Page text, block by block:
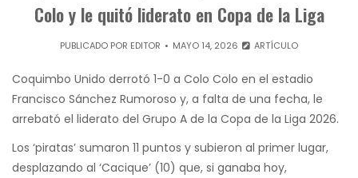
Colo y le quitó liderato en Copa de la Liga
PUBLICADO POR EDITOR MAYO 14, 2026 ARTÍCULO
Coquimbo Unido derrotó 1-0 a Colo Colo en el estadio
Francisco Sánchez Rumoroso y, a falta de una fecha, le
arrebató el liderato del Grupo A de la Copa de la Liga 2026.
Los ‘piratas’ sumaron 11 puntos y subieron al primer lugar,
desplazando al ‘Cacique’ (10) que, si ganaba hoy,